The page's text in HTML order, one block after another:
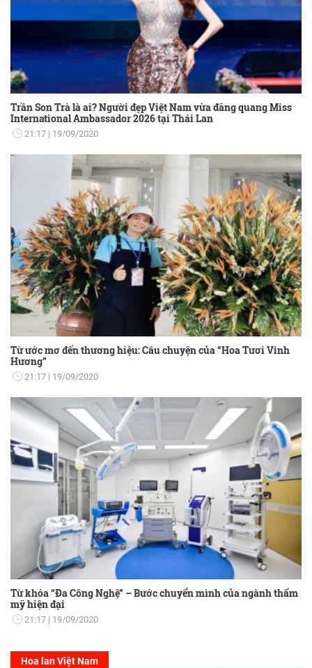
Trần Son Trà là ai? Người đẹp Việt Nam vừa đăng quang Miss
International Ambassador 2026 tại Thái Lan
21:17 19/09/2020
Từ ước mơ đến thương hiệu: Câu chuyện của “Hoa Tươi Vinh
Hương”
21:17 19/09/2020
Từ khóa “Đa Công Nghệ” – Bước chuyển mình của ngành thẩm
mỹ hiện đại
21:17 19/09/2020
Hoa lan Việt Nam